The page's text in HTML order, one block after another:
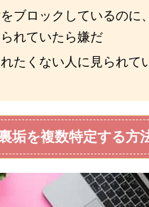
ブロックしているのに
れていたら嫌だ
たくない人に見られて
垢を複数特定する方